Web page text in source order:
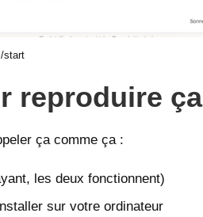
start
reproduire ça
ça comme ça :
les deux fonctionnent)
sur votre ordinateur